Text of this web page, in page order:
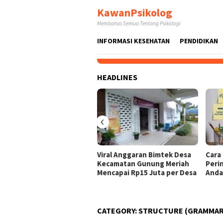
KawanPsikolog
Membahas Semua Tentang Psikologi
INFORMASI KESEHATAN PENDIDIKAN
HEADLINES
Viral Anggaran Bimtek Desa
Kecamatan Gunung Meriah
Mencapai Rp15 Juta per Desa
Anda
‹
CATEGORY:STRUCTURE